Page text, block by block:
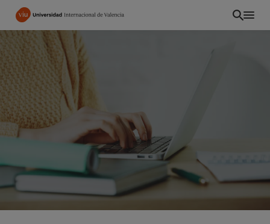
Pasar
contenido
principal